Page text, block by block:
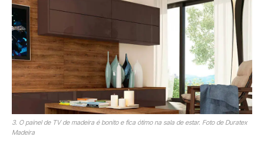
3. O painel de TV de madeira é bonito e fica ótimo na sala de estar. Foto de Duratex
Madeira